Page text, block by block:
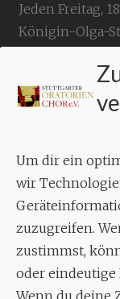
Um dir ein
wir
zuzugreifen.
zustimmst,
oder eindeutige
Wenn du deine
Jeden Freitag,
Königin-Olga-